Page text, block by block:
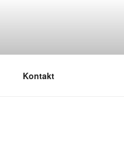
Kontakt